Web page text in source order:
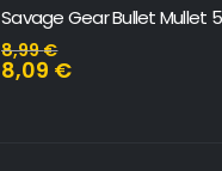
8,99€
8,09 €